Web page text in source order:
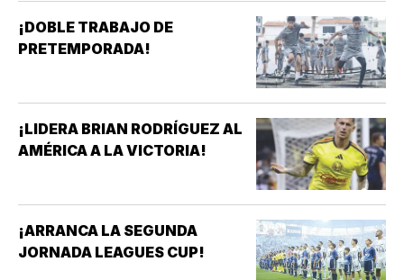
¡DOBLE TRABAJO DE
PRETEMPORADA!
¡LIDERA BRIAN RODRÍGUEZ AL
AMÉRICA A LA VICTORIA!
¡ARRANCA LA SEGUNDA
JORNADA LEAGUES CUP!